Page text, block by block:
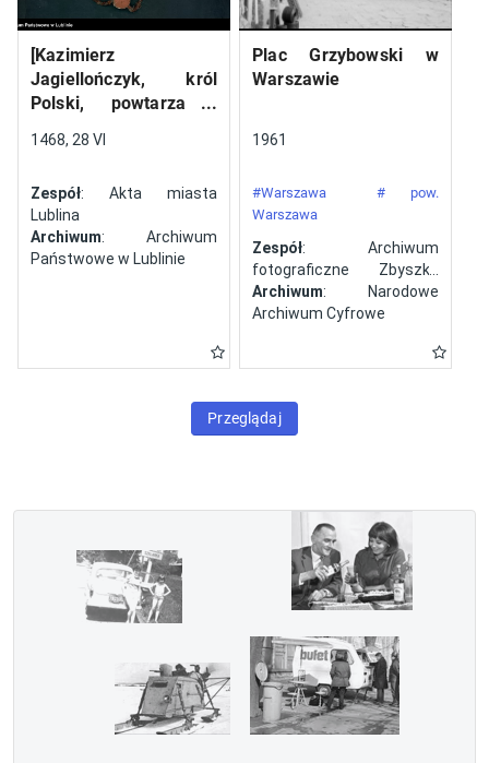
[Kazimierz
Jagiellończyk, król
Polski, powtarza i
wystawiony w Lublinie,
Jana ze Szczekocin,
starostę
1468, 28 VI
Zespół: Akta miasta
Lublina
Archiwum: Archiwum
Państwowe w Lublinie
Plac Grzybowski w
Warszawie
1961
#Warszawa
# pow.
Warszawa
Zespół: Archiwum
fotograficzne Zbyszka
Siemaszki
Archiwum: Narodowe
Archiwum Cyfrowe
Przeglądaj